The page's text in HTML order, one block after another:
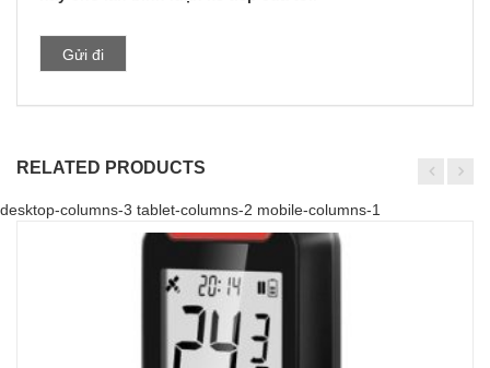
RELATED PRODUCTS
desktop-columns-3 tablet-columns-2 mobile-columns-1